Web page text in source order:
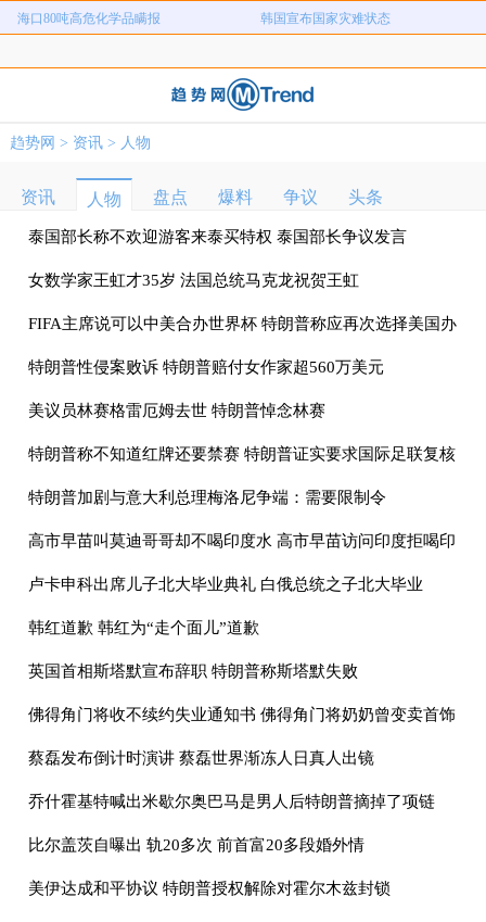
海口80吨高危化学品瞒报 韩国宣布国家灾难状态
笔试第一称被第二名花钱劝弃考 泰航拒绝20多名中国乘客登机
女子用漏洞0元买了3千台电器
海口80吨高危化学品瞒报
笔试第一称被第二名花钱劝弃考 泰航拒绝20多名中国乘客登机
两名女店员被炸身亡震动日本 上海雪花膏破产
趋势网 > 资讯> 人物
资讯 人物 盘点 爆料 争议 头条
泰国部长称不欢迎游客来泰买特权 泰国部长争议发言
女数学家王虹才35岁 法国总统马克龙祝贺王虹
FIFA主席说可以中美合办世界杯 特朗普称应再次选择美国办
世界杯
特朗普性侵案败诉 特朗普赔付女作家超560万美元
美议员林赛格雷厄姆去世 特朗普悼念林赛
特朗普称不知道红牌还要禁赛 特朗普证实要求国际足联复核
红牌
特朗普加剧与意大利总理梅洛尼争端：需要限制令
高市早苗叫莫迪哥哥却不喝印度水 高市早苗访问印度拒喝印
度水
卢卡申科出席儿子北大毕业典礼 白俄总统之子北大毕业
韩红道歉 韩红为“走个面儿”道歉
英国首相斯塔默宣布辞职 特朗普称斯塔默失败
佛得角门将收不续约失业通知书 佛得角门将奶奶曾变卖首饰
养他
蔡磊发布倒计时演讲 蔡磊世界渐冻人日真人出镜
乔什霍基特喊出米歇尔奥巴马是男人后特朗普摘掉了项链
比尔盖茨自曝出 轨20多次 前首富20多段婚外情
美伊达成和平协议 特朗普授权解除对霍尔木兹封锁